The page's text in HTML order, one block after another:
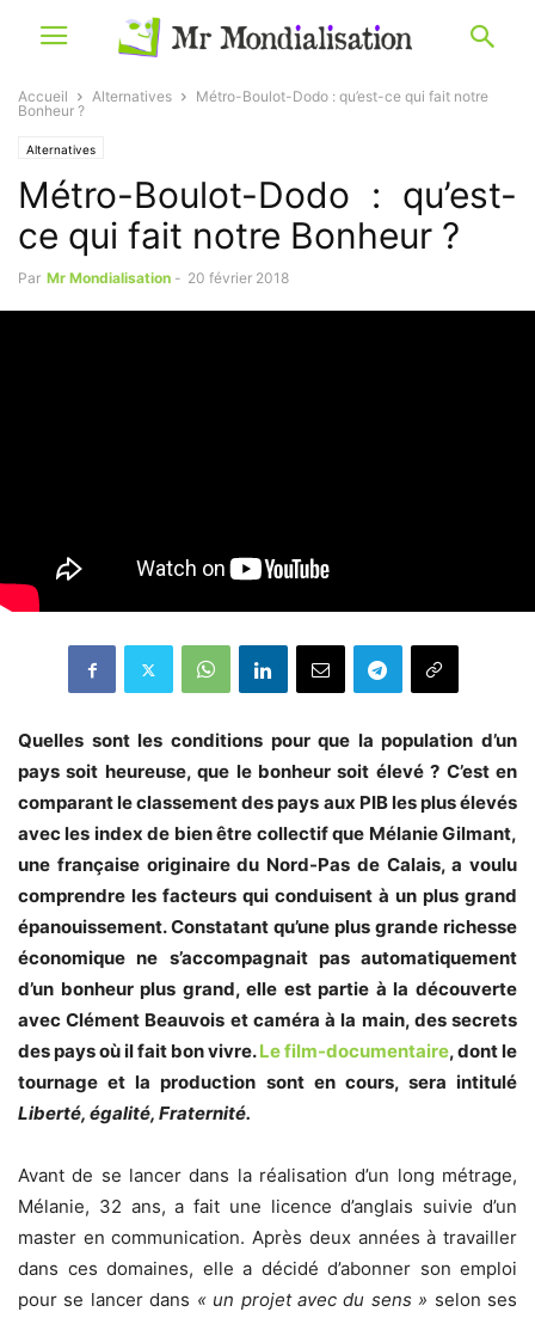
Accueil Alternatives
Métro-Boulot-Dodo : qu’est-ce qui fait notre
Bonheur ?
Alternatives
Métro-Boulot-Dodo : qu’est-
ce qui fait notre Bonheur ?
Par Mr Mondialisation - 20 février 2018
Quelles sont les conditions pour que la population d’un
pays soit heureuse, que le bonheur soit élevé ? C’est en
comparant le classement des pays aux PIB les plus élevés
avec les index de bien être collectif que Mélanie Gilmant,
une française originaire du Nord-Pas de Calais, a voulu
comprendre les facteurs qui conduisent à un plus grand
épanouissement. Constatant qu’une plus grande richesse
économique ne s’accompagnait pas automatiquement
d’un bonheur plus grand, elle est partie à la découverte
avec Clément Beauvois et caméra à la main, des secrets
des pays où il fait bon vivre.Le film-documentaire, dont le
tournage et la production sont en cours, sera intitulé
Liberté, égalité, Fraternité.
Avant de se lancer dans la réalisation d’un long métrage,
Mélanie, 32 ans, a fait une licence d’anglais suivie d’un
master en communication. Après deux années à travailler
dans ces domaines, elle a décidé d’abonner son emploi
pour se lancer dans « un projet avec du sens » selon ses